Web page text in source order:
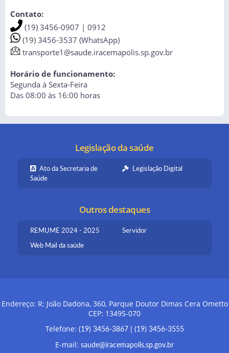
Contato:
(19) 3456-0907 | 0912
(19) 3456-3537 (WhatsApp)
transporte1@saude.iracemapolis.sp.gov.br
Horário de funcionamento:
Segunda à Sexta-Feira
Das 08:00 às 16:00 horas
Legislação da saúde
Ato da Secretaria de
Saúde
Legislação Digital
Outros destaques
REMUME 2024 - 2025
Servidor
Web Mail da saúde
Endereço: R: João Dadona, 360, Parque Doutor Dimas Cera Ometto
CEP: 13495-070
Telefone: (19) 3456-3867 | (19) 3456-3555
E-mail: saude@iracemapolis.sp.gov.br